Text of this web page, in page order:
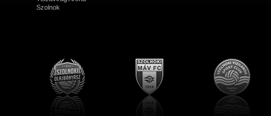
Szolnok